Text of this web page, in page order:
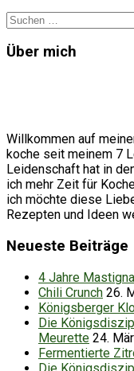
Suchen
nach:
Über mich
Willkommen auf
koche seit meinem 7
Leidenschaft hat in
ich mehr Zeit für
ich möchte diese
Rezepten und Ideen
Neueste Beiträge
4 Jahre
Chili Crunch 26.
Königsberger
Die
Meurette 24.
Fermentierte
Die